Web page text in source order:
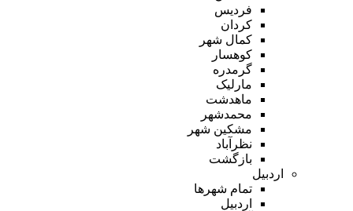
فردیس
کردان
کمال شهر
کوهسار
گرمدره
مارلیک
ماهدشت
محمدشهر
مشکین شهر
نظرآباد
بازگشت
اردبیل
تمام شهر‌ها
اردبیل